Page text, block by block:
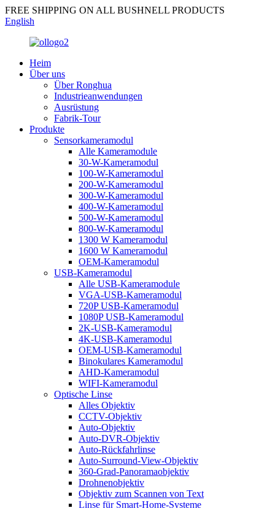
FREE SHIPPING ON ALL BUSHNELL PRODUCTS
English
Heim
Über uns
Über Ronghua
Industrieanwendungen
Ausrüstung
Fabrik-Tour
Produkte
Sensorkameramodul
Alle Kameramodule
30-W-Kameramodul
100-W-Kameramodul
200-W-Kameramodul
300-W-Kameramodul
400-W-Kameramodul
500-W-Kameramodul
800-W-Kameramodul
1300 W Kameramodul
1600 W Kameramodul
OEM-Kameramodul
USB-Kameramodul
Alle USB-Kameramodule
VGA-USB-Kameramodul
720P USB-Kameramodul
1080P USB-Kameramodul
2K-USB-Kameramodul
4K-USB-Kameramodul
OEM-USB-Kameramodul
Binokulares Kameramodul
AHD-Kameramodul
WIFI-Kameramodul
Optische Linse
Alles Objektiv
CCTV-Objektiv
Auto-Objektiv
Auto-DVR-Objektiv
Auto-Rückfahrlinse
Auto-Surround-View-Objektiv
360-Grad-Panoramaobjektiv
Drohnenobjektiv
Objektiv zum Scannen von Text
Linse für Smart-Home-Systeme